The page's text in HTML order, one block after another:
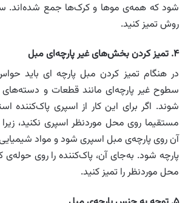
شود که همه‌ی موها و کرک‌ها جمع شده‌اند.
روش تمیز کنید.
۴. تمیز کردن بخش‌های غیر پارچه‌ای مبل
در هنگام تمیز کردن مبل پارچه ای باید
سطوح غیر پارچه‌ای مانند قطعات و دسته‌های
شوند. اگر برای این کار از اسپری پاک‌کننده
مستقیما روی محل موردنظر اسپری نکنید،
آن روی پارچه‌ی مبل اسپری شود و مواد
پارچه شود. به‌جای آن، پاک‌کننده را روی
محل موردنظر را تمیز کنید.